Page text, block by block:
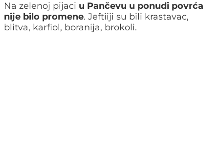
Na zelenoj pijaci u Pančevu u ponudi povrća
nije bilo promene. Jeftiiji su bili krastavac,
blitva, karfiol, boranija, brokoli.